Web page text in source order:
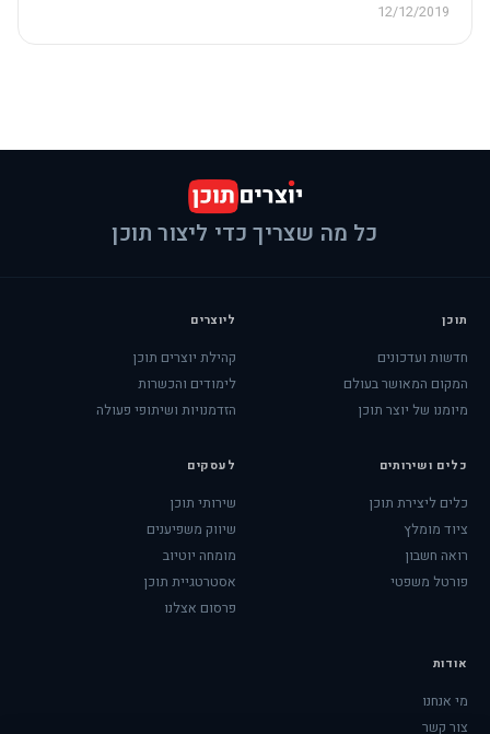
12/12/2019
כל מה שצריך כדי ליצור תוכן
תוכן
חדשות ועדכונים
המקום המאושר בעולם
מיומנו של יוצר תוכן
ליוצרים
קהילת יוצרים תוכן
לימודים והכשרות
הזדמנויות ושיתופי פעולה
כלים ושירותים
כלים ליצירת תוכן
ציוד מומלץ
רואה חשבון
פורטל משפטי
לעסקים
שירותי תוכן
שיווק משפיענים
מומחה יוטיוב
אסטרטגיית תוכן
פרסום אצלנו
אודות
מי אנחנו
צור קשר